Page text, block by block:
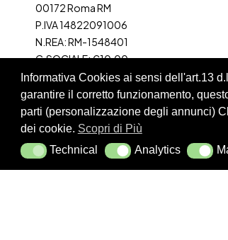
Informativa Cookies ai sensi dell'art.13
garantire il corretto funzionamento,
parti (personalizzazione degli annunci)
dei cookie. Scopri di Più
Technical
Technical Analytics
Analytics
00172 Roma RM
P.IVA 14822091006
N.REA: RM-1548401
C.SOCIALE: €10,00
334 918 4321